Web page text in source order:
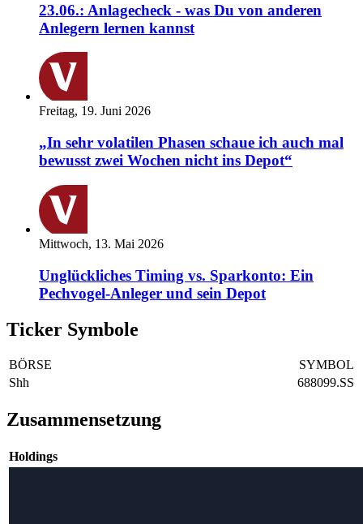
23.06.: Anlagecheck - was Du von anderen
Anlegern lernen kannst
Freitag, 19. Juni 2026
„In sehr volatilen Phasen schaue ich auch mal
bewusst zwei Wochen nicht ins Depot“
Mittwoch, 13. Mai 2026
Unglückliches Timing vs. Sparkonto: Ein
Pechvogel-Anleger und sein Depot
Ticker Symbole
BÖRSE
SYMBOL
Shh
688099.SS
Zusammensetzung
Holdings